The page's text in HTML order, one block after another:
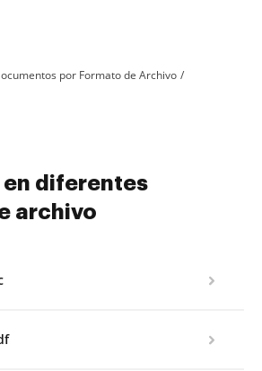
por Formato de Archivo
en diferentes
archivo